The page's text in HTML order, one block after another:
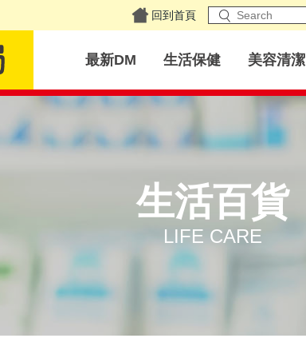
回到首頁
最新DM 生活保健 美容清潔
生活百貨
LIFE CARE